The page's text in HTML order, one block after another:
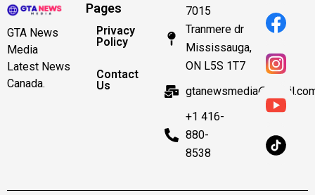
GTA News
Media
Latest News
Canada.
Pages
Privacy
Policy
Contact
Us
7015
Tranmere dr
Mississauga,
ON L5S 1T7
+1 416-
880-
8538